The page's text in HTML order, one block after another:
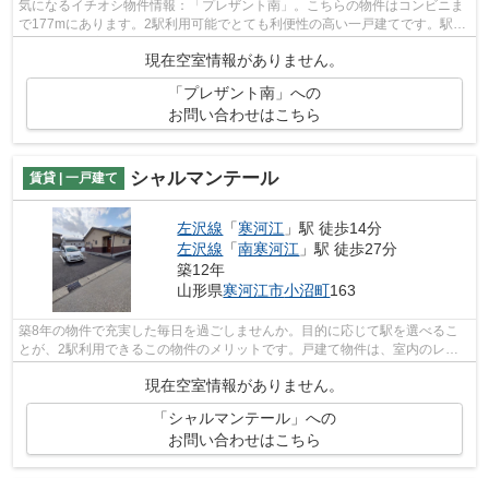
気になるイチオシ物件情報：「プレザント南」。こちらの物件はコンビニま
で177mにあります。2駅利用可能でとても利便性の高い一戸建てです。駅ま
で徒歩2分の立地が魅力的な、利便性の...
現在空室情報がありません。
「プレザント南」への
お問い合わせはこちら
賃貸 | 一戸建て シャルマンテール
左沢線 「寒河江 」駅 徒歩14分
左沢線 「南寒河江 」駅 徒歩27分
築12年
山形県寒河江市小沼町163
築8年の物件で充実した毎日を過ごしませんか。目的に応じて駅を選べるこ
とが、2駅利用できるこの物件のメリットです。戸建て物件は、室内のレイ
アウトの自由度も高くお勧めです。こち...
現在空室情報がありません。
「シャルマンテール」への
お問い合わせはこちら